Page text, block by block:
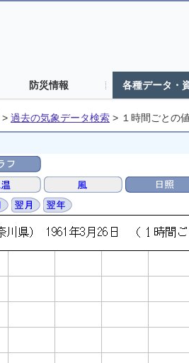
防災情報 各種データ・
> 過去の気象データ検索 > １時間ごとの